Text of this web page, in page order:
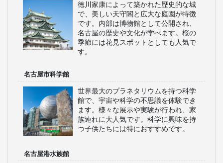
徳川家康によって築かれた歴史的な城
で、美しい天守閣と広大な庭園が特徴
です。内部は博物館として公開され、
名古屋の歴史や文化が学べます。桜の
季節には花見スポットとしても人気で
す。
名古屋市科学館
世界最大のプラネタリウムを持つ科学
館で、宇宙や科学の不思議を体験でき
ます。様々な展示や実験が行われ、家
族連れに大人気です。科学に興味を持
つ子供たちには特におすすめです。
名古屋港水族館